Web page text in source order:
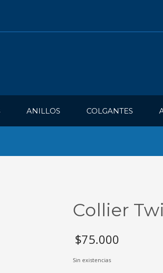
ANILLOS COLGANTES
Collier
$75.000
Sin existencias